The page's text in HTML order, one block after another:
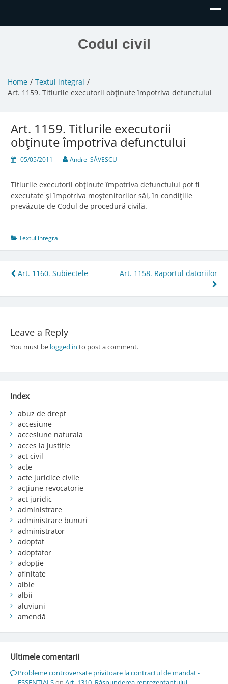
Codul civil
Home
Textul integral
Art. 1159. Titlurile executorii obţinute împotriva defunctului
Art. 1159. Titlurile executorii
obţinute împotriva defunctului
05/05/2011 Andrei SĂVESCU
Titlurile executorii obţinute împotriva defunctului pot fi
executate şi împotriva moştenitorilor săi, în condiţiile
prevăzute de Codul de procedură civilă.
Textul integral
Post
navigation
Art. 1160. Subiectele Art. 1158. Raportul datoriilor
Leave a Reply
You must be logged in to post a comment.
Index
abuz de drept
accesiune
accesiune naturala
acces la justiție
act civil
acte
acte juridice civile
acțiune revocatorie
act juridic
administrare
administrare bunuri
administrator
adoptat
adoptator
adopție
afinitate
albie
albii
aluviuni
amendă
Ultimele comentarii
Probleme controversate privitoare la contractul de mandat -